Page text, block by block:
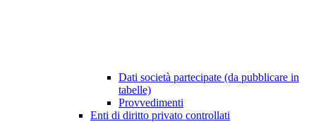
Dati società partecipate (da pubblicare in
tabelle)
Provvedimenti
Enti di diritto privato controllati